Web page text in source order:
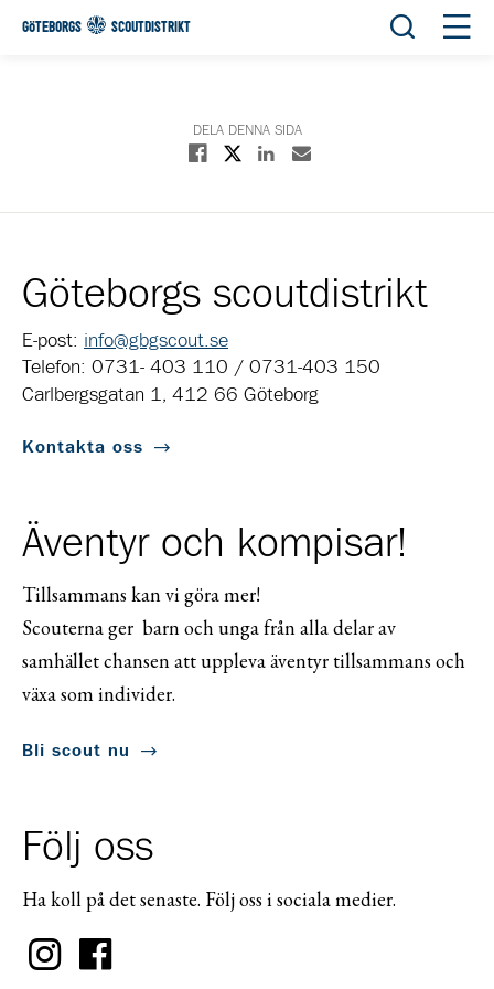
GÖTEBORGS SCOUTDISTRIKT Öppna
DELA DENNA SIDA
Dela på Facebook
Dela på XDela på Linkedin
Dela med E-post
Göteborgs scoutdistrikt
E-post: info@gbgscout.se
Telefon: 0731- 403 110 / 0731-403 150
Carlbergsgatan 1, 412 66 Göteborg
Kontakta oss
Äventyr och kompisar!
Tillsammans kan vi göra mer!
Scouterna ger barn och unga från alla delar av
samhället chansen att uppleva äventyr tillsammans och
växa som individer.
Bli scout nu
Följ oss
Ha koll på det senaste. Följ oss i sociala medier.